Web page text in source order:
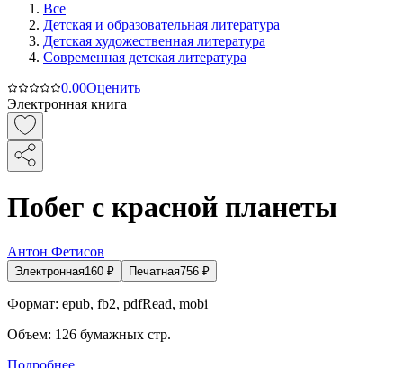
Все
Детская и образовательная литература
Детская художественная литература
Современная детская литература
0.00Оценить
Электронная книга
Побег с красной планеты
Антон Фетисов
Электронная160 ₽ Печатная756 ₽
Формат: epub, fb2, pdfRead, mobi
Объем: 126 бумажных стр.
Подробнее